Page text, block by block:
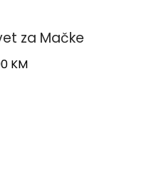
za Mačke
KM